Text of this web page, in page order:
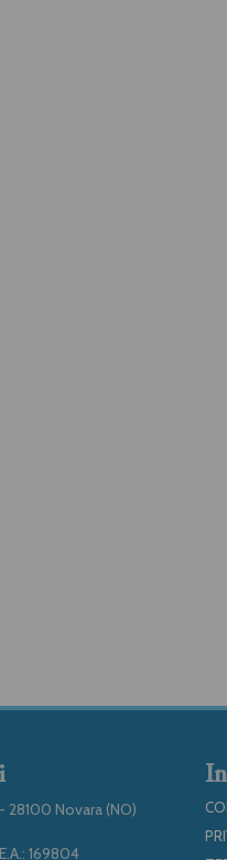
28100 Novara (NO)
169804